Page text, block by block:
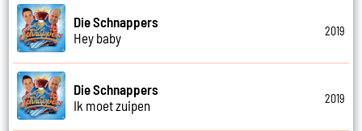
Die Schnappers
Hey baby
2019
Die Schnappers
Ik moet zuipen
2019